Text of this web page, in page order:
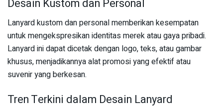
Desain Kustom dan Personal
Lanyard kustom dan personal memberikan kesempatan
untuk mengekspresikan identitas merek atau gaya pribadi.
Lanyard ini dapat dicetak dengan logo, teks, atau gambar
khusus, menjadikannya alat promosi yang efektif atau
suvenir yang berkesan.
Tren Terkini dalam Desain Lanyard